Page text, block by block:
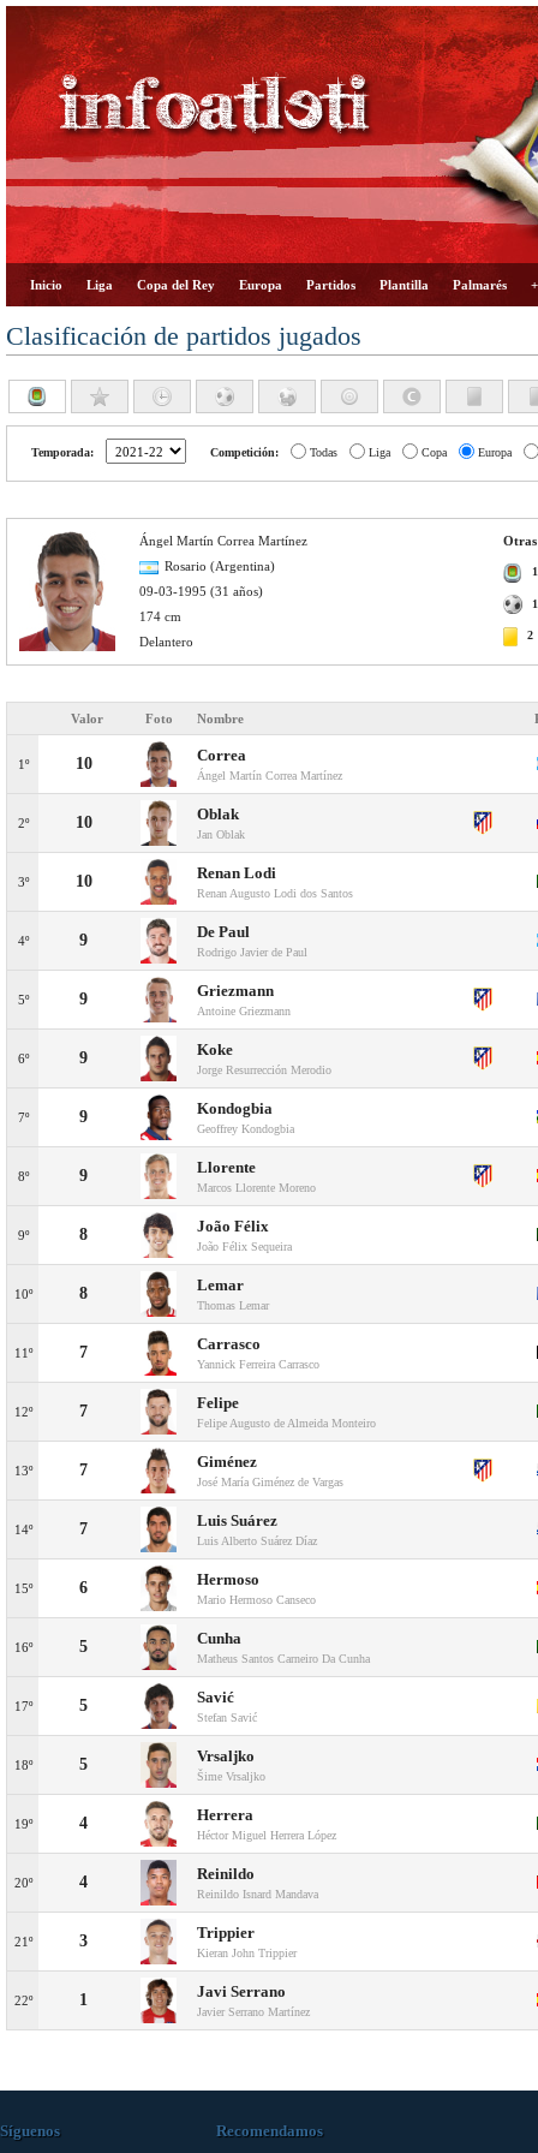
Inicio Liga Copa del Rey Europa Partidos Plantilla Palmarés
Clasificación de partidos jugados
Temporada: Competición: Todas Liga Copa Europa
Otras
1
2
Ángel Martín Correa Martínez
Rosario (Argentina)
09-03-1995 (31 años)
174 cm
Delantero
Valor Foto Nombre
1º 10 Correa
Ángel Martín Correa Martínez
2º 10 Oblak
Jan Oblak
3º 10 Renan Lodi
Renan Augusto Lodi dos Santos
4º 9 De Paul
Rodrigo Javier de Paul
5º 9 Griezmann
Antoine Griezmann
6º 9 Koke
Jorge Resurrección Merodio
7º 9 Kondogbia
Geoffrey Kondogbia
8º 9 Llorente
Marcos Llorente Moreno
9º 8 João Félix
João Félix Sequeira
10º 8 Lemar
Thomas Lemar
11º 7 Carrasco
Yannick Ferreira Carrasco
12º 7 Felipe
Felipe Augusto de Almeida Monteiro
13º 7 Giménez
José María Giménez de Vargas
14º 7 Luis Suárez
Luis Alberto Suárez Díaz
15º 6 Hermoso
Mario Hermoso Canseco
16º 5 Cunha
Matheus Santos Carneiro Da Cunha
17º 5 Savić
Stefan Savić
18º 5 Vrsaljko
Šime Vrsaljko
19º 4 Herrera
Héctor Miguel Herrera López
20º 4 Reinildo
Reinildo Isnard Mandava
21º 3 Trippier
Kieran John Trippier
22º 1 Javi Serrano
Javier Serrano Martínez
Síguenos Recomendamos